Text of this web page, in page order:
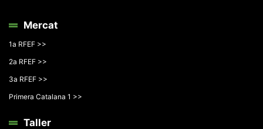
Mercat
1a RFEF >>
2a RFEF >>
3a RFEF >>
Primera Catalana 1 >>
Taller